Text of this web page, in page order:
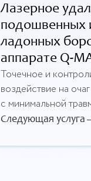
Лазерное
подошвенных
ладонных
аппарате Q-
Точечное и
воздействие на очаг
с минимальной
окружающих тканей.
образований,
Следующая услуга